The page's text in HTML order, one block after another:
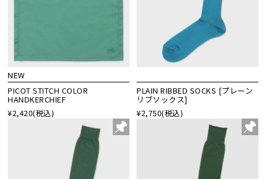
NEW
PICOT STITCH COLOR
HANDKERCHIEF
¥2,420(税込)
PLAIN RIBBED SOCKS [プレーン
リブソックス]
¥2,750(税込)